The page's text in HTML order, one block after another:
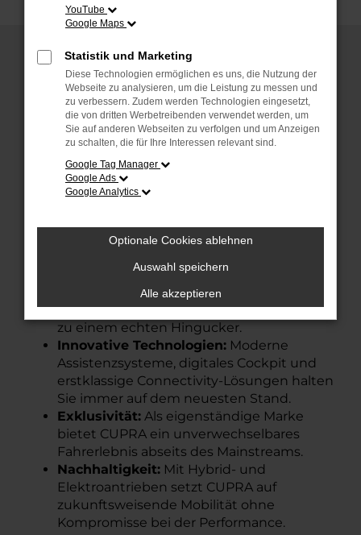
Warum einen CUPRA kaufen?
CUPRA vereint Dynamik und Eleganz in
einzigartiger Weise. Hier sind einige
überzeugende Gründe, warum Sie einen
CUPRA kaufen sollten:
Fahrwerk garantieren Adrenalin pur bei
Einzigartiges Design:Markante Linien,
kupferfarbene Akzente und hochwertige
Materialien machen jedes CUPRA Modell
zu einem echten Hingucker.
Innovative Technologien: Moderne
Assistenzsysteme, digitales Cockpit und
erstklassige Connectivity-Lösungen halten
Sie immer auf dem neuesten Stand.
Exklusivität: Als eigenständige Marke
bietet CUPRA ein unverwechselbares
Fahrerlebnis abseits des Mainstreams.
Nachhaltigkeit: Mit Hybrid- und
Elektroantrieben setzt CUPRA auf
zukunftsweisende Mobilität ohne
Kompromisse bei der Performance.
YouTube
Google Maps
Statistik und Marketing
Diese Technologien ermöglichen es uns, die Nutzung der
Webseite zu analysieren, um die Leistung zu messen und
zu verbessern. Zudem werden Technologien eingesetzt,
die von dritten Werbetreibenden verwendet werden, um
Sie auf anderen Webseiten zu verfolgen und um Anzeigen
zu schalten, die für Ihre Interessen relevant sind.
Google Tag Manager
Google Ads
Google Analytics
Optionale Cookies ablehnen
Auswahl speichern
Alle akzeptieren